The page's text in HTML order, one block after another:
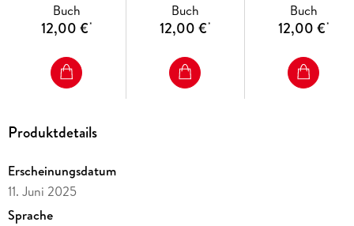
Buch
12,00 €*
Buch
12,00 €*
Buch
12,00 €*
Produktdetails
Erscheinungsdatum
11. Juni 2025
Sprache